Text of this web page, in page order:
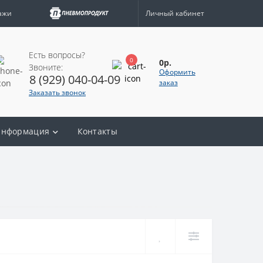
Личный кабинет
Есть вопросы?
Звоните:
8 (929) 040-04-09
Заказать звонок
0 0р.
Оформить
заказ
Контакты